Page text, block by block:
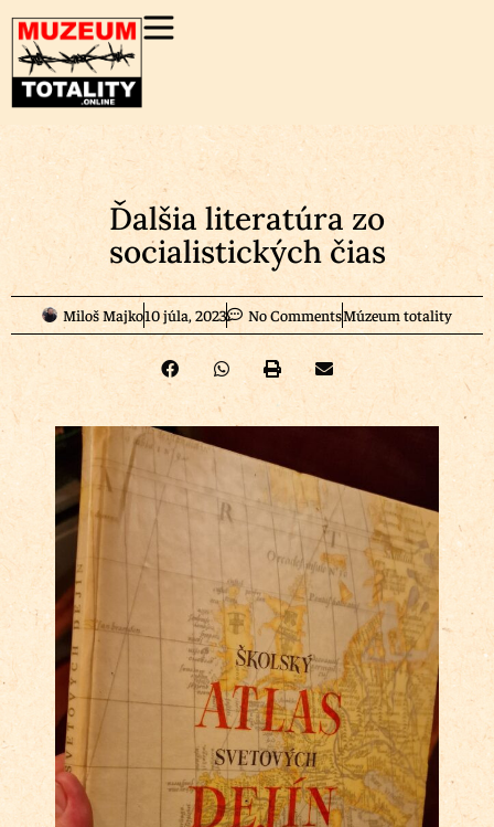
Ďalšia literatúra zo
socialistických čias
Miloš Majko10 júla, 2023 No CommentsMúzeum totality